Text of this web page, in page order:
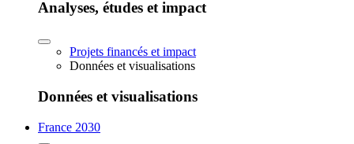
Analyses, études et impact
Projets financés et impact
Données et visualisations
Données et visualisations
France 2030